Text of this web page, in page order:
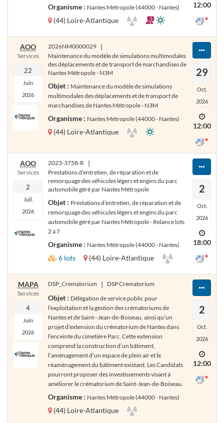
Organisme : Nantes Métropole (44000 - Nantes)
(44) Loire-Atlantique
12:00
AOO
Services
22
Juin
2026
2026NM0000029 |
Maintenance du modèle de simulations multimodales
des déplacements et de transport de marchandises de
Nantes Métropole - N3M
Objet : Maintenance du modèle de simulations
multimodales des déplacements et de transport de
marchandises de Nantes Métropole - N3M
Organisme : Nantes Métropole (44000 - Nantes)
(44) Loire-Atlantique
29
Oct.
2026
12:00
AOO
Services
2
Juil.
2026
2023-3758-R |
Prestations d’entretien, de réparation et de
remorquage des véhicules légers et engins du parc
automobile géré par Nantes Métropole
Objet : Prestations d’entretien, de réparation et de
remorquage des véhicules légers et engins du parc
automobile géré par Nantes Métropole - Relance lots
2 à 7
Organisme : Nantes Métropole (44000 - Nantes)
6 lots (44) Loire-Atlantique
2
Oct.
2026
18:00
MAPA
Services
4
Juin
2026
DSP_Crematorium | DSP Crematorium
Objet : Délégation de service public pour
l’exploitation et la gestion des crématoriums de
Nantes et de Saint--Jean-de-Boiseau, ainsi qu’un
projet d’extension du crématorium de Nantes dans
l’enceinte du cimetière Parc. Cette extension
comprend la construction d’un bâtiment,
l’aménagement d’un espace de plein air et le
réaménagement du bâtiment existant. Les Candidats
pourront proposer des investissements visant à
améliorer le crématorium de Saint-Jean-de-Boiseau.
Organisme : Nantes Métropole (44000 - Nantes)
(44) Loire-Atlantique
2
Oct.
2026
12:00